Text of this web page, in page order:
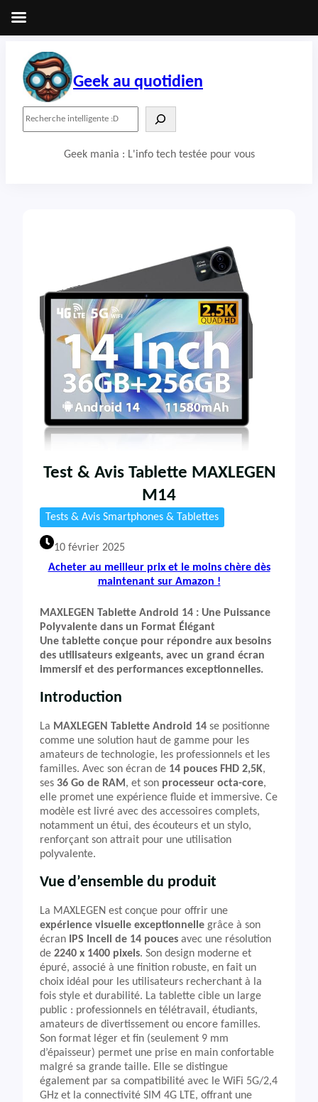
contenu
Geek au quotidien
Geek mania : L'info tech testée pour vous
Test & Avis Tablette MAXLEGEN
M14
Tests & Avis Smartphones & Tablettes
10 février 2025
Acheter au meilleur prix et le moins chère dès
maintenant sur Amazon !
MAXLEGEN Tablette Android 14 : Une Puissance
Polyvalente dans un Format Élégant
Une tablette conçue pour répondre aux besoins
des utilisateurs exigeants, avec un grand écran
immersif et des performances exceptionnelles.
Introduction
La MAXLEGEN Tablette Android 14 se positionne
comme une solution haut de gamme pour les
amateurs de technologie, les professionnels et les
familles. Avec son écran de 14 pouces FHD 2,5K,
ses 36 Go de RAM , et son processeur octa-core,
elle promet une expérience fluide et immersive. Ce
modèle est livré avec des accessoires complets,
notamment un étui, des écouteurs et un stylo,
renforçant son attrait pour une utilisation
polyvalente.
Vue d’ensemble du produit
La MAXLEGEN est conçue pour offrir une
expérience visuelle exceptionnelle grâce à son
écran
IPS Incell de 14 pouces avec une résolution
de 2240 x 1400 pixels. Son design moderne et
épuré, associé à une finition robuste, en fait un
choix idéal pour les utilisateurs recherchant à la
fois style et durabilité. La tablette cible un large
public : professionnels en télétravail, étudiants,
amateurs de divertissement ou encore familles.
Son format léger et fin (seulement 9 mm
d’épaisseur) permet une prise en main confortable
malgré sa grande taille. Elle se distingue
également par sa compatibilité avec le WiFi 5G/2,4
GHz et la connectivité SIM 4G LTE, offrant une